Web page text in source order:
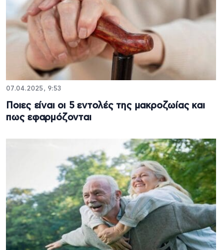
07.04.2025, 9:53
Ποιες είναι οι 5 εντολές της μακροζωίας και
πως εφαρμόζονται